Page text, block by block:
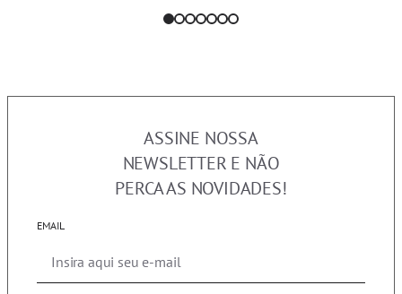
ASSINE NOSSA
NEWSLETTER E NÃO
PERCA AS NOVIDADES!
EMAIL